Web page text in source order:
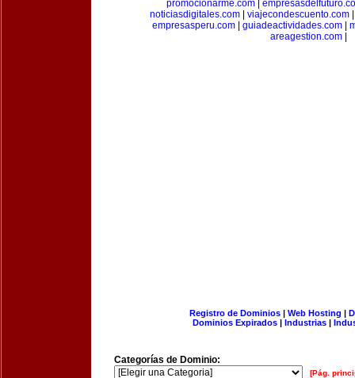
promocionarme.com|
noticiasdigitales.com| viajecondescuento.com
empresasperu.com| guiadeactividades.com|
areagestion.com|
Registro de Dominios| Web Hosting |
Dominios Expirados | Industrias |
Categorías de Dominio:
[Pág.